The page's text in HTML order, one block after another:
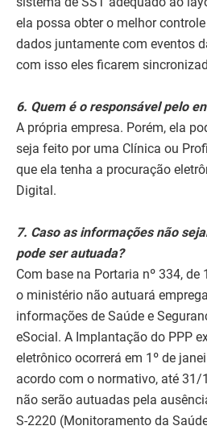
ela possa obter o melhor
dados juntamente com eventos
com isso eles ficarem
6. Quem é o responsável pelo
A própria empresa. Porém, ela
seja feito por uma Clínica ou
que ela tenha a procuração
Digital.
7. Caso as informações não
pode ser autuada?
Com base na Portaria nº 334, de
o ministério não autuará
informações de Saúde e
eSocial. A Implantação do PPP
eletrônico ocorrerá em 1º de
acordo com o normativo, até
não serão autuadas pela
S-2220 (Monitoramento da